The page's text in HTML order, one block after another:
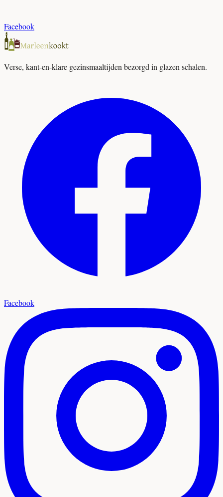
Facebook
Verse, kant-en-klare gezinsmaaltijden bezorgd in glazen schalen.
Facebook